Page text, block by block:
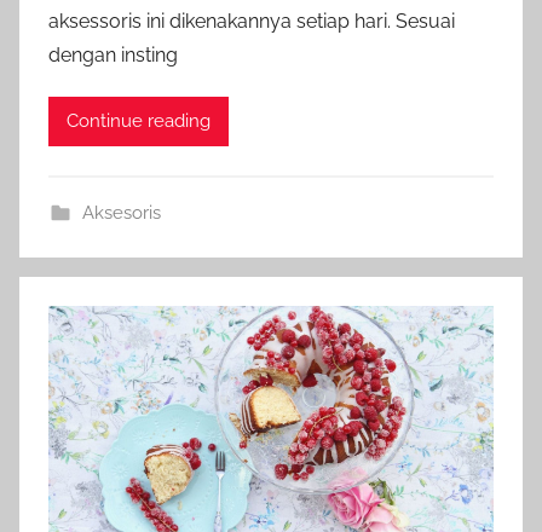
aksessoris ini dikenakannya setiap hari. Sesuai
dengan insting
Continue reading
Aksesoris